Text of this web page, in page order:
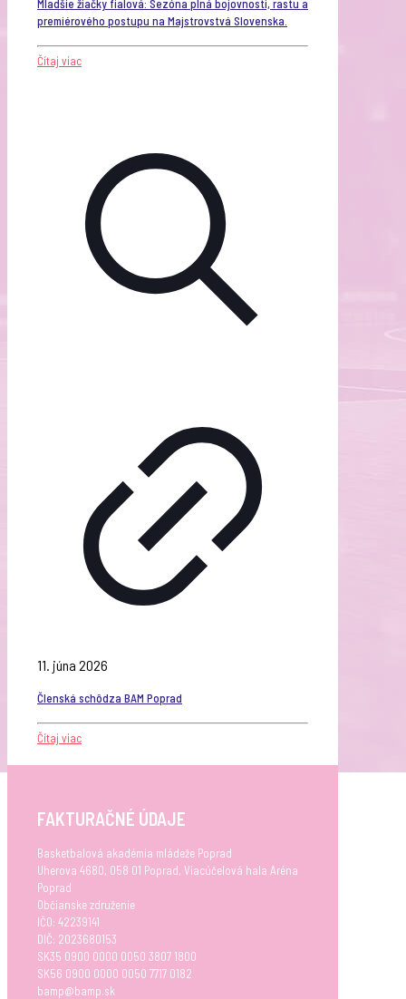
Mladšie žiačky fialová: Sezóna plná bojovnosti, rastu a
premiérového postupu na Majstrovstvá Slovenska.
Čítaj viac
11. júna 2026
Členská schôdza BAM Poprad
Čítaj viac
FAKTURAČNÉ ÚDAJE
Basketbalová akadémia mládeže Poprad
Uherova 4680, 058 01 Poprad, Viacúčelová hala Aréna
Poprad
Občianske združenie
IČO: 42239141
DIČ: 2023680153
SK35 0900 0000 0050 3807 1800
SK56 0900 0000 0050 7717 0182
bamp@bamp.sk